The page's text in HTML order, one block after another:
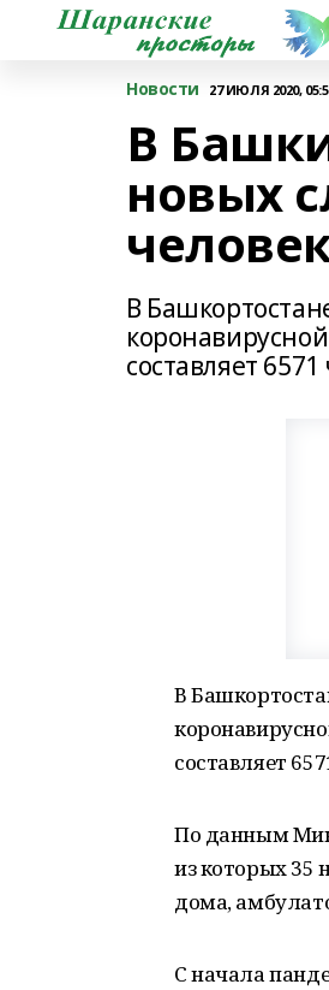
Новости 27 ИЮЛЯ 2020,
В
новых
В
составляет
В
составляет
По данным
из которых 35
дома,
С начала